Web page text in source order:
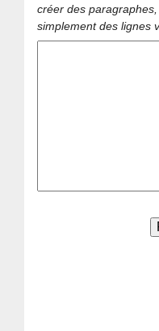
créer des
simplement des lignes